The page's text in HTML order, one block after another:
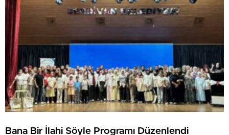
Bana Bir İlahi Söyle Programı Düzenlendi